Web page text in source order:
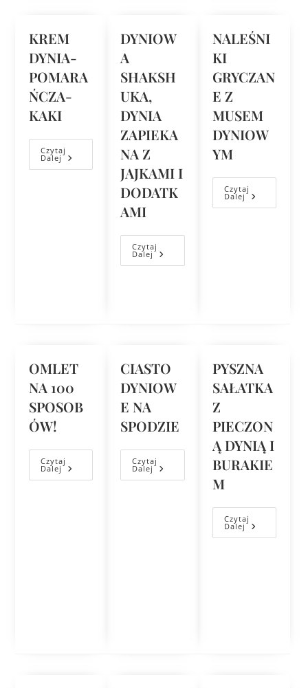
KREM
DYNIA-
POMARA
ŃCZA-
KAKI
Czytaj
Dalej
DYNIOW
A
SHAKSH
UKA,
DYNIA
ZAPIEKA
NA Z
JAJKAMI I
DODATK
AMI
Czytaj
Dalej
NALEŚNI
KI
GRYCZAN
E Z
MUSEM
DYNIOW
YM
Czytaj
Dalej
OMLET
NA 100
SPOSOB
ÓW!
Czytaj
Dalej
CIASTO
DYNIOW
E NA
SPODZIE
Czytaj
Dalej
PYSZNA
SAŁATKA
Z
PIECZON
Ą DYNIĄ I
BURAKIE
M
Czytaj
Dalej